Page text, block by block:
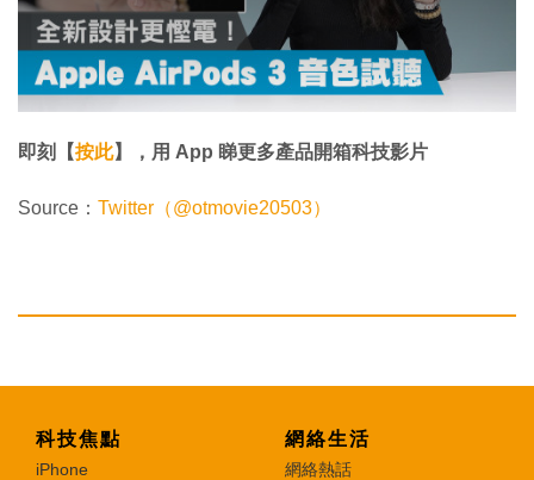
n
d
.
即刻【按此】，用 App 睇更多產品開箱科技影片
Source： Twitter（@otmovie20503）
科技焦點
iPhone
網絡生活
網絡熱話